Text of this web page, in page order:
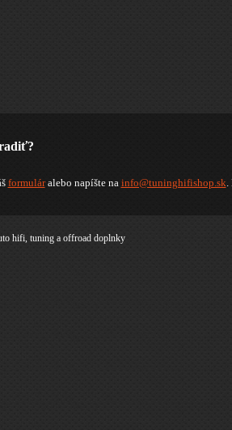
formuláralebo napíšte na info@tuninghifishop.sk.
hifi, tuning a offroad doplnky